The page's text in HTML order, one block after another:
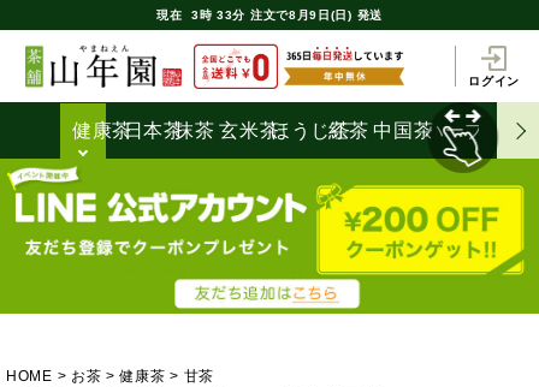
現在 3時 33分 注文で8月9日(日) 発送
ログイン
健康茶日本茶抹茶 玄米茶ほうじ茶
紅茶 中国茶ハーブティ
HOME お茶 健康茶
甘茶